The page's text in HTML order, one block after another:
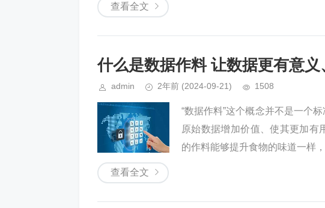
查看全文
什么是数据作料 让数据更有意
admin 2年前 (2024-09-21) 1508
“数据作料”这个概念并不是一个
原始数据增加价值、使其更加有
的作料能够提升食物的味道一样
查看全文